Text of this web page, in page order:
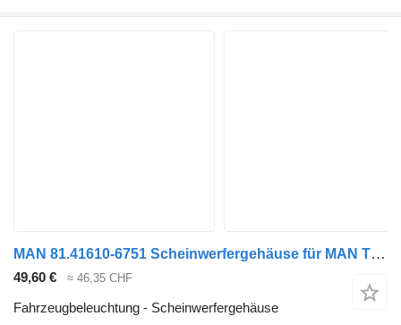
MAN 81.41610-6751 Scheinwerfergehäuse für MAN TGL, TGM, TGS, TGX (2005-2021) LKW
49,60 € ≈ 46,35 CHF
Fahrzeugbeleuchtung - Scheinwerfergehäuse